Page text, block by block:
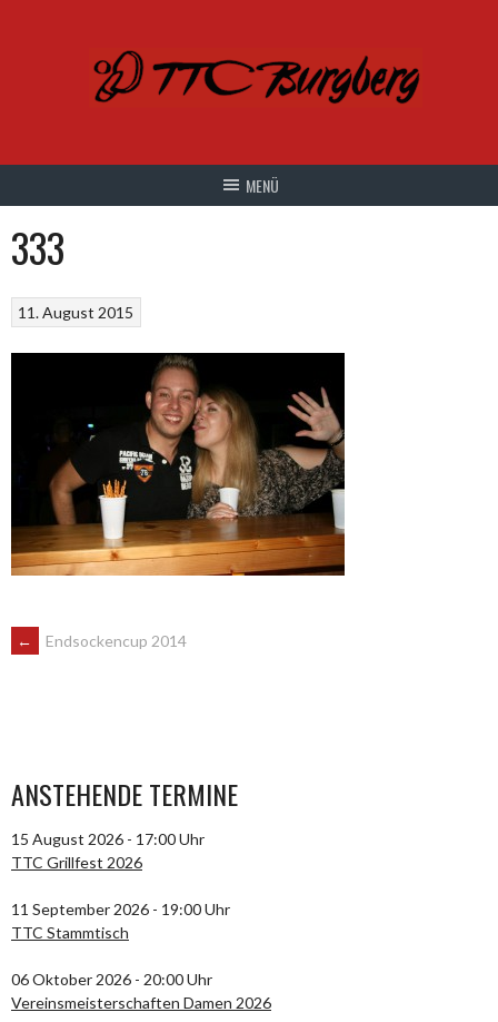
333
11. August 2015
ARTIKEL-
← Endsockencup 2014
ANSTEHENDE TERMINE
15 August 2026 - 17:00 Uhr
TTC Grillfest 2026
11 September 2026 - 19:00 Uhr
TTC Stammtisch
06 Oktober 2026 - 20:00 Uhr
Vereinsmeisterschaften Damen 2026